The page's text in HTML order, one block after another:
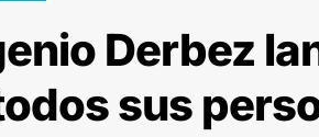
Derbez
sus